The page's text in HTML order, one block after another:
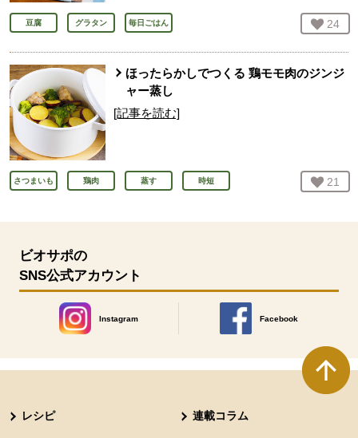
豆腐 グラタン 毎日ごはん お気
24
ほったらかしでつくる 鶏モモ肉のジンジ
ャー蒸し
[記事を読む]
さつまいも 鶏肉 蒸す 時短 お気
21
ビオサポの
SNS公式アカウント
Instagram
別のウィンドウで開きます。
Facebook
別のウィンドウで開きます
レシピ 連載コラム